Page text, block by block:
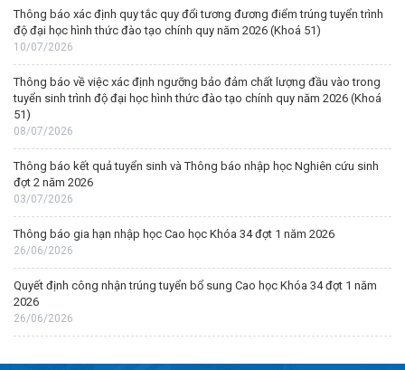
Thông báo xác định quy tắc quy đổi tương đương điểm trúng tuyển trình
độ đại học hình thức đào tạo chính quy năm 2026 (Khoá 51)
10/07/2026
Thông báo về việc xác định ngưỡng bảo đảm chất lượng đầu vào trong
tuyển sinh trình độ đại học hình thức đào tạo chính quy năm 2026 (Khoá
51)
08/07/2026
Thông báo kết quả tuyển sinh và Thông báo nhập học Nghiên cứu sinh
đợt 2 năm 2026
03/07/2026
Thông báo gia hạn nhập học Cao học Khóa 34 đợt 1 năm 2026
26/06/2026
Quyết định công nhận trúng tuyển bổ sung Cao học Khóa 34 đợt 1 năm
2026
26/06/2026